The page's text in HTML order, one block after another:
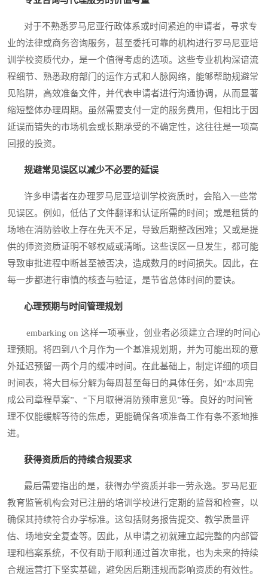
对于不熟悉罗马尼亚行政体系或时间紧迫的申请者，寻求专
业的法律或商务咨询服务，甚至委托可靠的机构进行罗马尼亚培
训学校资质代办，是一个值得考虑的选项。这些专业机构深谙流
程细节、熟悉政府部门的运作方式和人脉网络，能够帮助规避常
见陷阱，高效准备文件，并代表申请者进行沟通协调，从而显著
缩短整体办理周期。虽然需要支付一定的服务费用，但相比于因
延误而错失的市场机会或长期承受的不确定性，这往往是一项高
回报的投资。
规避常见误区以减少不必要的延误
许多申请者在办理罗马尼亚培训学校资质时，会陷入一些常
见误区。例如，低估了文件翻译和认证所需的时间；或是租赁的
场地在消防验收上存在先天不足，导致后期整改困难；又或是提
供的师资资质证明不够权威或清晰。这些误区一旦发生，都可能
导致审批进程中断甚至被否决，造成数月的时间损失。因此，在
每一步都进行审慎的核查与验证，是节省总体时间的要诀。
心理预期与时间管理规划
embarking on 这样一项事业，创业者必须建立合理的时间心
理预期。将四到八个月作为一个基准规划期，并为可能出现的意
外延迟预留一两个月的缓冲时间。在此基础上，制定详细的项目
时间表，将大目标分解为每周甚至每日的具体任务，如“本周完
成公司章程草案”、“下月取得消防预审意见”等。良好的时间管
理不仅能缓解等待的焦虑，更能确保各项准备工作有条不紊地推
进。
获得资质后的持续合规要求
最后需要指出的是，获得办学资质并非一劳永逸。罗马尼亚
教育监管机构会对已注册的培训学校进行定期的监督和检查，以
确保其持续符合办学标准。这包括财务报告提交、教学质量评
估、场地安全复查等。因此，从申请之初就建立起完整的内部管
理和档案系统，不仅有助于顺利通过首次审批，也为未来的持续
合规运营打下坚实基础，避免因后期违规而影响资质的有效性。